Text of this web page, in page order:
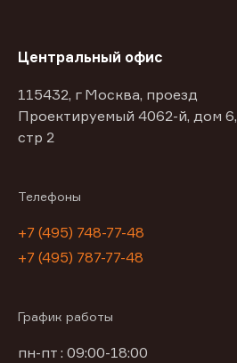
Центральный офис
115432, г Москва, проезд
Проектируемый 4062-й, дом 6,
стр 2
Телефоны
+7 (495) 748-77-48
+7 (495) 787-77-48
График работы
пн-пт : 09:00-18:00